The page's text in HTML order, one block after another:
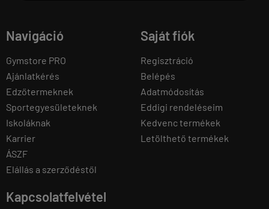
Navigáció
Gymstore PRO
Ajánlatkérés
Edzőtermeknek
Sportegyesületeknek
Iskoláknak
Karrier
ÁSZF
Elállás a szerződéstől
Saját fiók
Regisztráció
Belépés
Adatmódosítás
Eddigi rendeléseim
Kedvenc termékek
Letölthető termékek
Kapcsolatfelvétel